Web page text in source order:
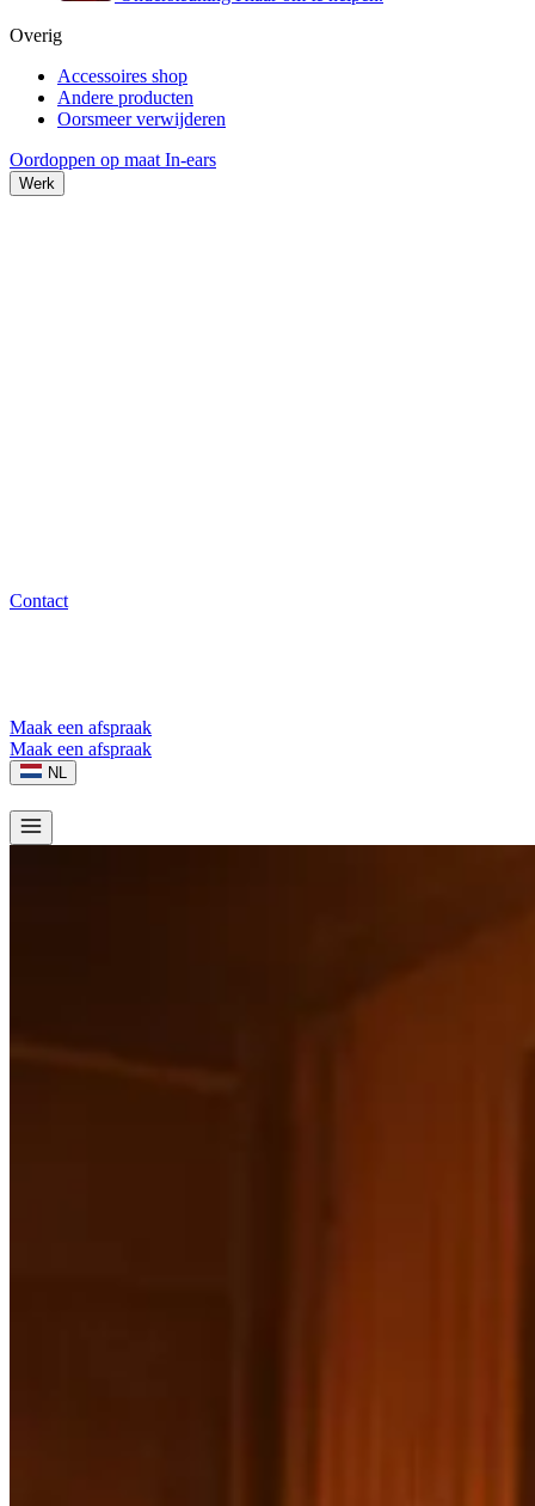
Overig
Accessoires shop
Andere producten
Oorsmeer verwijderen
Oordoppen op maat In-ears
Werk
Contact
Maak een afspraak
Maak een afspraak
NL